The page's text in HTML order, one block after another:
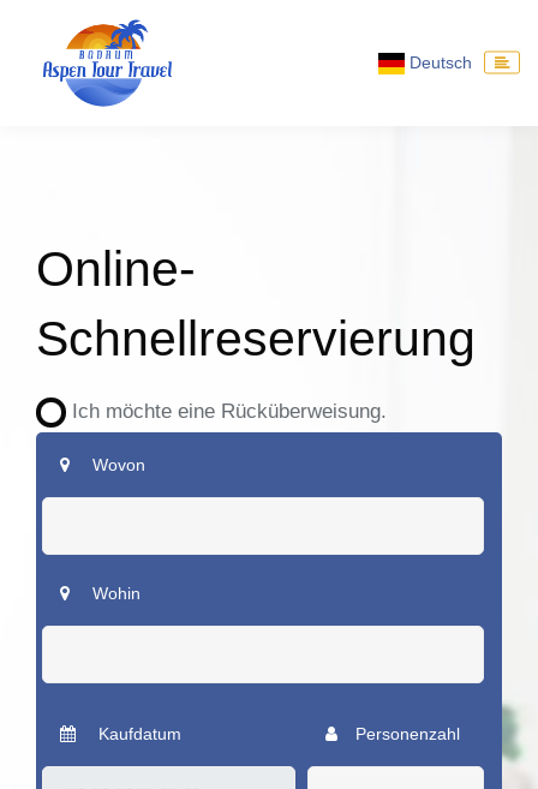
Deutsch
Online-
Schnellreservierung
Ich möchte eine Rücküberweisung.
Wovon
Wohin
Kaufdatum Personenzahl